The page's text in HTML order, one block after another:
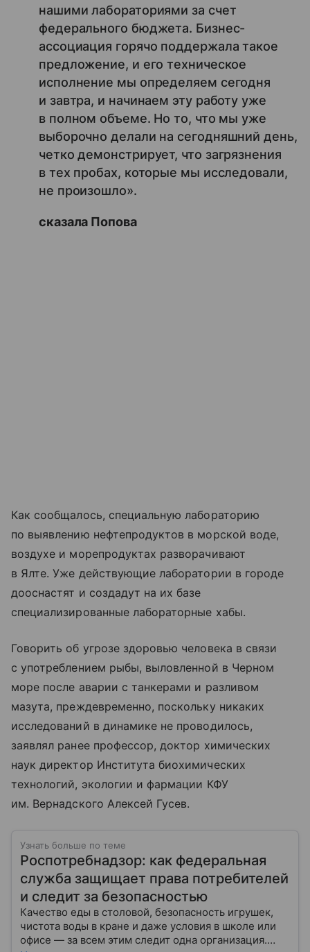
нашими лабораториями за счет
федерального бюджета. Бизнес-
ассоциация горячо поддержала такое
предложение, и его техническое
исполнение мы определяем сегодня
и завтра, и начинаем эту работу уже
в полном объеме. Но то, что мы уже
выборочно делали на сегодняшний день,
четко демонстрирует, что загрязнения
в тех пробах, которые мы исследовали,
не произошло».
сказала Попова
Как сообщалось, специальную лабораторию
по выявлению нефтепродуктов в морской воде,
воздухе и морепродуктах разворачивают
в Ялте. Уже действующие лаборатории в городе
дооснастят и создадут на их базе
специализированные лабораторные хабы.
Говорить об угрозе здоровью человека в связи
с употреблением рыбы, выловленной в Черном
море после аварии с танкерами и разливом
мазута, преждевременно, поскольку никаких
исследований в динамике не проводилось,
заявлял ранее профессор, доктор химических
наук директор Института биохимических
технологий, экологии и фармации КФУ
им. Вернадского Алексей Гусев.
Узнать больше по теме
Роспотребнадзор: как федеральная
служба защищает права потребителей
и следит за безопасностью
Качество еды в столовой, безопасность игрушек,
чистота воды в кране и даже условия в школе или
офисе — за всем этим следит одна организация.